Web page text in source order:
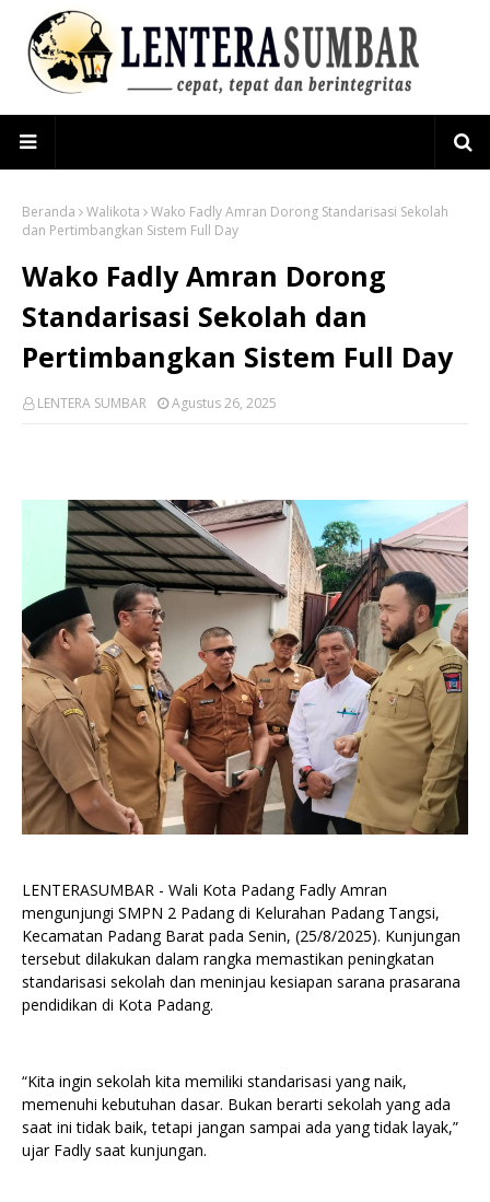
Beranda Walikota
Wako Fadly Amran Dorong Standarisasi Sekolah
dan Pertimbangkan Sistem Full Day
Wako Fadly Amran Dorong
Standarisasi Sekolah dan
Pertimbangkan Sistem Full Day
LENTERA SUMBAR Agustus 26, 2025
LENTERASUMBAR - Wali Kota Padang Fadly Amran
mengunjungi SMPN 2 Padang di Kelurahan Padang Tangsi,
Kecamatan Padang Barat pada Senin, (25/8/2025). Kunjungan
tersebut dilakukan dalam rangka memastikan peningkatan
standarisasi sekolah dan meninjau kesiapan sarana prasarana
pendidikan di Kota Padang.
“Kita ingin sekolah kita memiliki standarisasi yang naik,
memenuhi kebutuhan dasar. Bukan berarti sekolah yang ada
saat ini tidak baik, tetapi jangan sampai ada yang tidak layak,”
ujar Fadly saat kunjungan.